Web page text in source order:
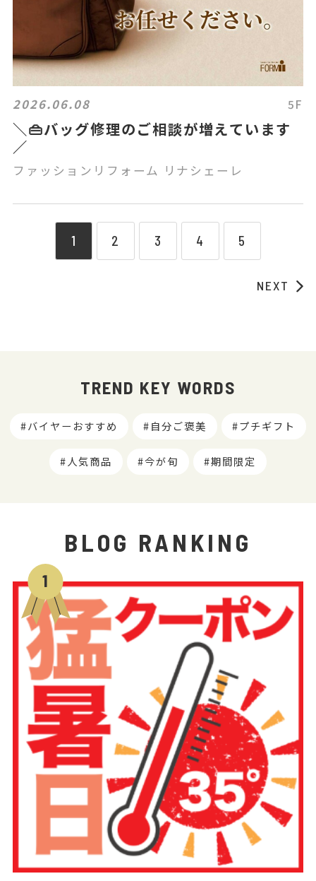
2026.06.08 5F
＼👜バッグ修理のご相談が増えています
／
ファッションリフォーム リナシェーレ
1 2 3 4 5
NEXT
TREND KEY WORDS
バイヤーおすすめ 自分ご褒美 プチギフト
人気商品 今が旬 期間限定
BLOG RANKING